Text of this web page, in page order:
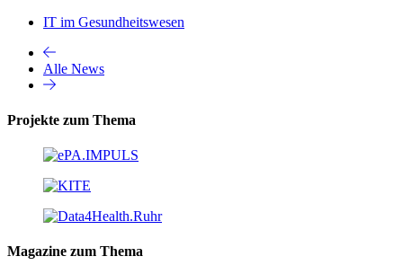
IT im Gesundheitswesen
Alle News
Projekte zum Thema
Magazine zum Thema